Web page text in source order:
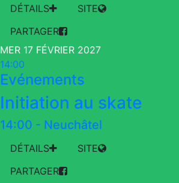
DÉTAILS
SITE
PARTAGER
MER 17 FÉVRIER 2027
14:00
Evénements
Initiation au skate
14:00 - Neuchâtel
DÉTAILS
SITE
PARTAGER